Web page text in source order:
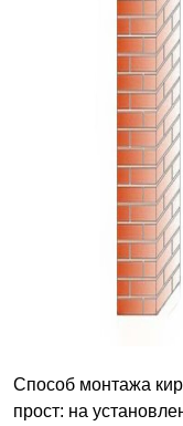
Способ монтажа
прост: на